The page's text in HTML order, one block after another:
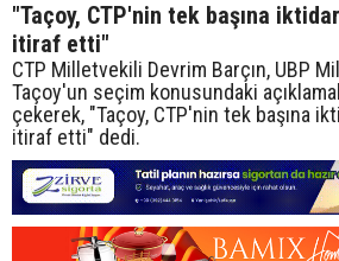
"Taçoy, CTP'nin tek başına
itiraf etti"
CTP Milletvekili Devrim Barçın, UBP
Taçoy'un seçim konusundaki
çekerek, "Taçoy, CTP'nin tek başına
itiraf etti" dedi.